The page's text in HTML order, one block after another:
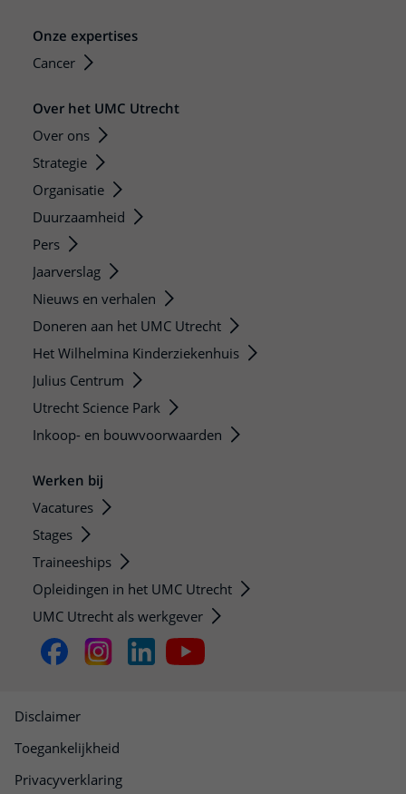
Onze expertises
Cancer
Over het UMC Utrecht
Over ons
Strategie
Organisatie
Duurzaamheid
Pers
Jaarverslag
Nieuws en verhalen
Doneren aan het UMC Utrecht
Het Wilhelmina Kinderziekenhuis
Julius Centrum
Utrecht Science Park
Inkoop- en bouwvoorwaarden
Werken bij
Vacatures
Stages
Traineeships
Opleidingen in het UMC Utrecht
UMC Utrecht als werkgever
Disclaimer
Toegankelijkheid
Privacyverklaring